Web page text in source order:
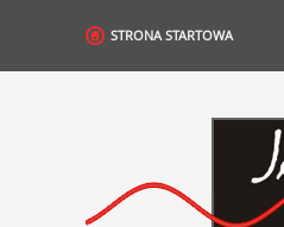
STRONA STARTOWA